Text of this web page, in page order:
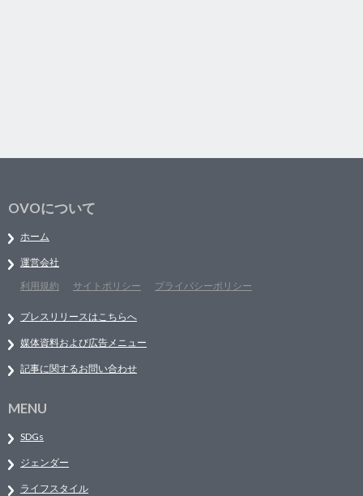
OVOについて
ホーム
運営会社
利用規約
サイトポリシー プライバシーポリシー
プレスリリースはこちらへ
媒体資料および広告メニュー
記事に関するお問い合わせ
MENU
SDGs
ジェンダー
ライフスタイル